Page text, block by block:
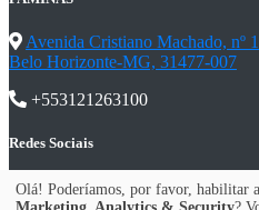
Avenida Cristiano Machado, nº
Belo Horizonte-MG, 31477-007
+553121263100
Redes Sociais
Links Úteis
Olá! Poderíamos, por favor, habilitar